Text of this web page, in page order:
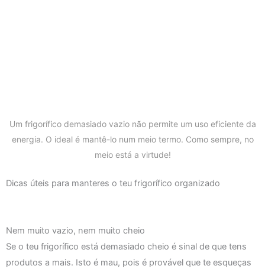
Um frigorífico demasiado vazio não permite um uso eficiente da
energia. O ideal é mantê-lo num meio termo. Como sempre, no
meio está a virtude!
Dicas úteis para manteres o teu frigorífico organizado
Nem muito vazio, nem muito cheio
Se o teu frigorífico está demasiado cheio é sinal de que tens
produtos a mais. Isto é mau, pois é provável que te esqueças